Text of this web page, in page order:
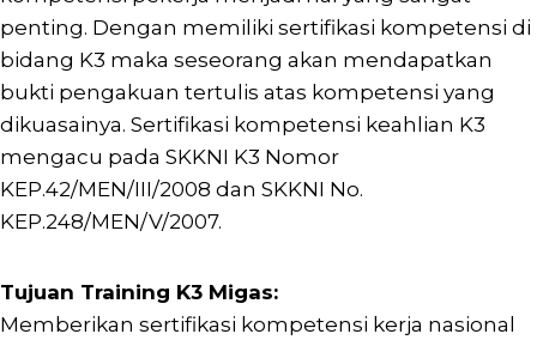
penting. Dengan memiliki sertifikasi kompetensi di
bidang K3 maka seseorang akan mendapatkan
bukti pengakuan tertulis atas kompetensi yang
dikuasainya. Sertifikasi kompetensi keahlian K3
mengacu pada SKKNI K3 Nomor
KEP.42/MEN/III/2008 dan SKKNI No.
KEP.248/MEN/V/2007.
Tujuan Training K3 Migas:
Memberikan sertifikasi kompetensi kerja nasional